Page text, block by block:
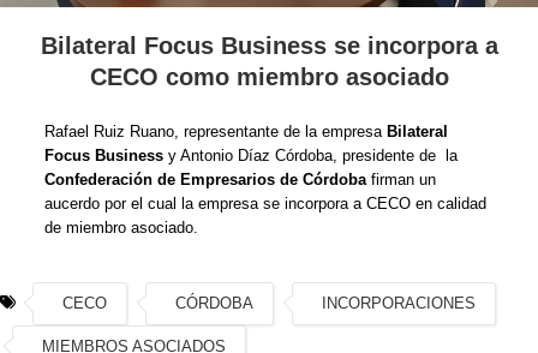
Bilateral Focus Business se incorpora a
CECO como miembro asociado
Rafael Ruiz Ruano, representante de la empresa Bilateral
Focus Business y Antonio Díaz Córdoba, presidente de la
Confederación de Empresarios de Córdoba firman un
aucerdo por el cual la empresa se incorpora a CECO en calidad
de miembro asociado.
CECO CÓRDOBA INCORPORACIONES
MIEMBROS ASOCIADOS